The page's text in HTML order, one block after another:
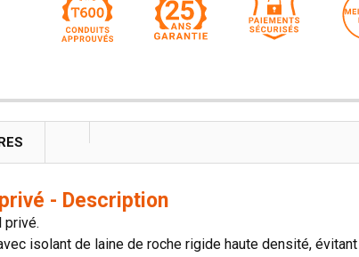
- Description
privé.
isolant de laine de roche rigide haute densité,